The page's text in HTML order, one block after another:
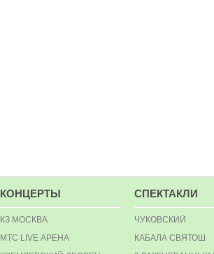
КОНЦЕРТЫ
КЗ МОСКВА
МТС LIVE АРЕНА
СПЕКТАКЛИ
ЧУКОВСКИЙ
КАБАЛА СВЯТОШ